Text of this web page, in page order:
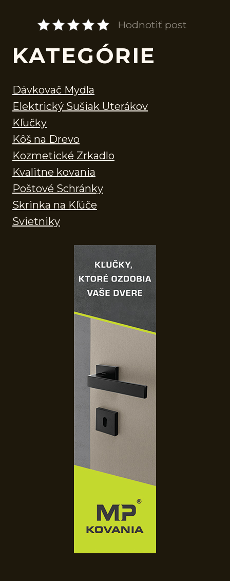
Hodnotiť post
KATEGÓRIE
Dávkovač Mydla
Elektrický Sušiak Uterákov
Kľučky
Kôš na Drevo
Kozmetické Zrkadlo
Kvalitne kovania
Poštové Schránky
Skrinka na Kľúče
Svietniky